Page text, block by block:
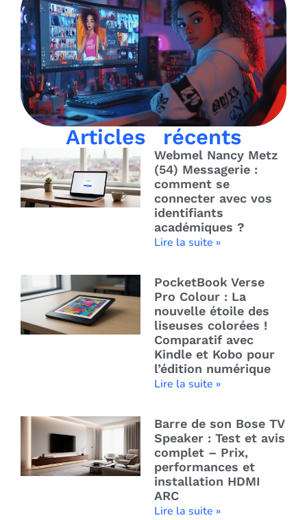
Articles récents
Webmel Nancy Metz
(54) Messagerie :
comment se
connecter avec vos
identifiants
académiques ?
Lire la suite »
PocketBook Verse
Pro Colour : La
nouvelle étoile des
liseuses colorées !
Comparatif avec
Kindle et Kobo pour
l’édition numérique
Lire la suite »
Barre de son Bose TV
Speaker : Test et avis
complet – Prix,
performances et
installation HDMI
ARC
Lire la suite »